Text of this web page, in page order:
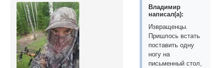
Владимир
написал(а):
Извращенцы.
Пришлось встать
поставить одну
ногу на
письменный стол,